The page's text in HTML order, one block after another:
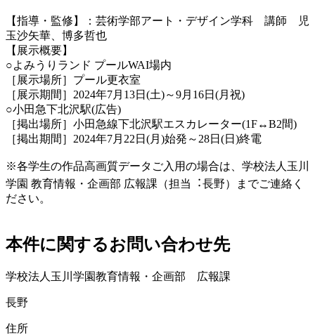
【指導・監修】：芸術学部アート・デザイン学科 講師 児
玉沙矢華、博多哲也
【展示概要】
○よみうりランド プールWAI場内
［展示場所］プール更衣室
［展示期間］2024年7月13日(土)～9月16日(月祝)
○小田急下北沢駅(広告)
［掲出場所］小田急線下北沢駅エスカレーター(1F↔B2間)
［掲出期間］2024年7月22日(月)始発～28日(日)終電
※各学⽣の作品⾼画質データご⼊⽤の場合は、学校法⼈⽟川
学園 教育情報・企画部 広報課（担当︓⻑野）までご連絡く
ださい。
本件に関するお問い合わせ先
学校法人玉川学園教育情報・企画部 広報課
長野
住所